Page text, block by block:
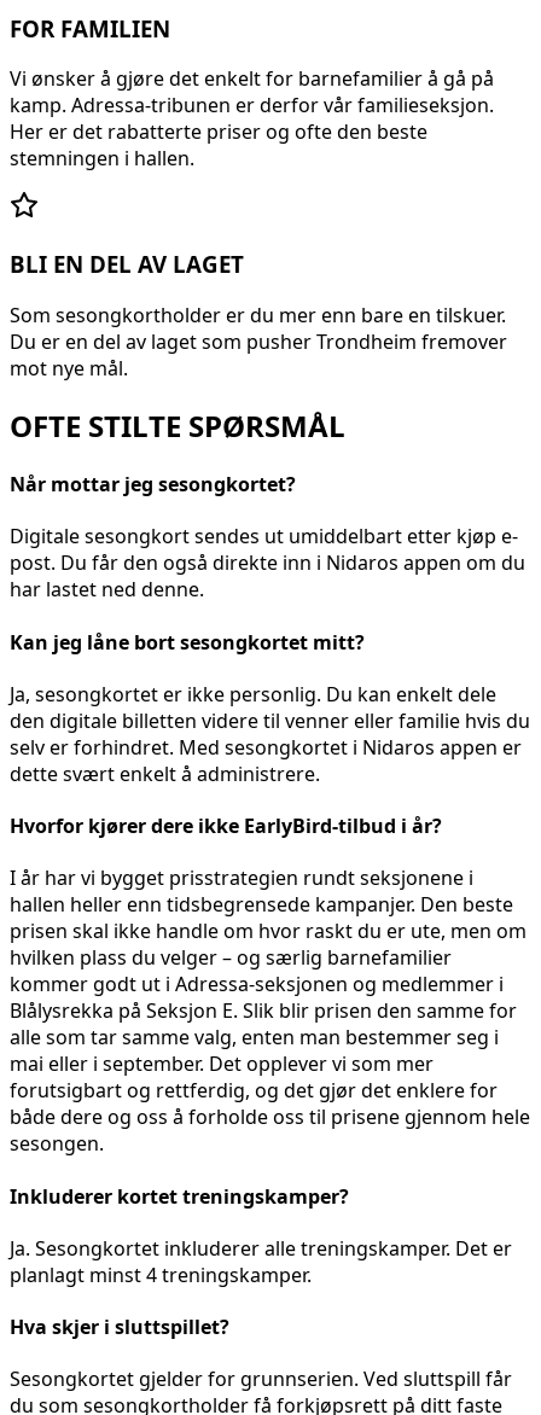
FOR FAMILIEN
Vi ønsker å gjøre det enkelt for barnefamilier å gå på
kamp. Adressa-tribunen er derfor vår familieseksjon.
Her er det rabatterte priser og ofte den beste
stemningen i hallen.
BLI EN DEL AV LAGET
Som sesongkortholder er du mer enn bare en tilskuer.
Du er en del av laget som pusher Trondheim fremover
mot nye mål.
OFTE STILTE SPØRSMÅL
Når mottar jeg sesongkortet?
Digitale sesongkort sendes ut umiddelbart etter kjøp e-
post. Du får den også direkte inn i Nidaros appen om du
har lastet ned denne.
Kan jeg låne bort sesongkortet mitt?
Ja, sesongkortet er ikke personlig. Du kan enkelt dele
den digitale billetten videre til venner eller familie hvis du
selv er forhindret. Med sesongkortet i Nidaros appen er
dette svært enkelt å administrere.
Hvorfor kjører dere ikke EarlyBird-tilbud i år?
I år har vi bygget prisstrategien rundt seksjonene i
hallen heller enn tidsbegrensede kampanjer. Den beste
prisen skal ikke handle om hvor raskt du er ute, men om
hvilken plass du velger – og særlig barnefamilier
kommer godt ut i Adressa-seksjonen og medlemmer i
Blålysrekka på Seksjon E. Slik blir prisen den samme for
alle som tar samme valg, enten man bestemmer seg i
mai eller i september. Det opplever vi som mer
forutsigbart og rettferdig, og det gjør det enklere for
både dere og oss å forholde oss til prisene gjennom hele
sesongen.
Inkluderer kortet treningskamper?
Ja. Sesongkortet inkluderer alle treningskamper. Det er
planlagt minst 4 treningskamper.
Hva skjer i sluttspillet?
Sesongkortet gjelder for grunnserien. Ved sluttspill får
du som sesongkortholder få forkjøpsrett på ditt faste